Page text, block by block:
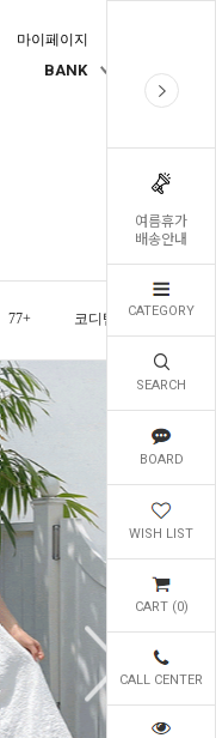
여름휴가
배송안내
CATEGORY
SEARCH
BOARD
WISH LIST
CART (0)
CALL CENTER
마이페이지
BANK
77+ 코디템 오늘발송